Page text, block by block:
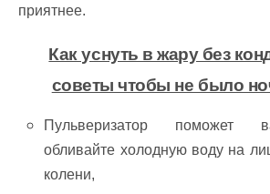
приятнее.
Как уснуть в жару без
советы чтобы не было
Пульверизатор поможет
обливайте холодную воду на
колени,